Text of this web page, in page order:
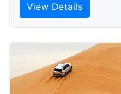
View Details